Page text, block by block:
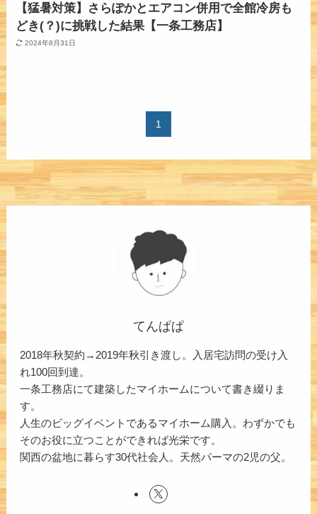
【猛暑対策】さらぽかとエアコン併用で全館冷房も
どき(？)に挑戦した結果【一条工務店】
2024年8月31日
1
てんぱぱ
2018年秋契約→2019年秋引き渡し。入居宅訪問の受け入
れ100回到達。
一条工務店にて建築したマイホームについて書き綴りま
す。
人生のビッグイベントであるマイホーム購入。わずかでも
そのお役に立つことができれば光栄です。
関西の盆地に暮らす30代社会人。天然パーマの2児の父。